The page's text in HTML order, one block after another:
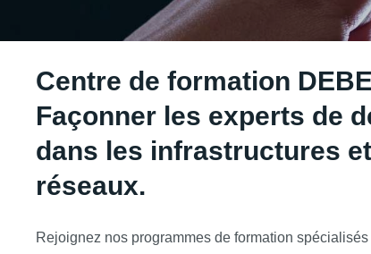
Centre de formation
Façonner les experts de
dans les infrastructures
réseaux.
Rejoignez nos programmes de formation